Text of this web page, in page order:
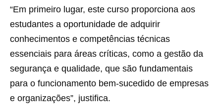
“Em primeiro lugar, este curso proporciona aos
estudantes a oportunidade de adquirir
conhecimentos e competências técnicas
essenciais para áreas críticas, como a gestão da
segurança e qualidade, que são fundamentais
para o funcionamento bem-sucedido de empresas
e organizações”, justifica.